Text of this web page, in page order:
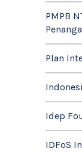
PMPB
Plan
Idep
IDFoS